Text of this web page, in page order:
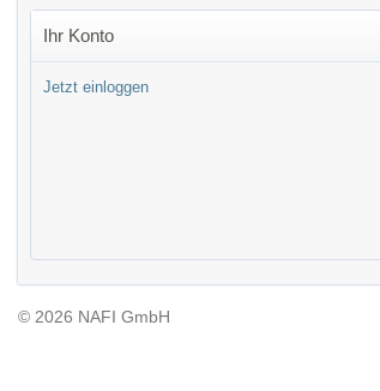
Ihr Konto
Jetzt einloggen
© 2026 NAFI GmbH